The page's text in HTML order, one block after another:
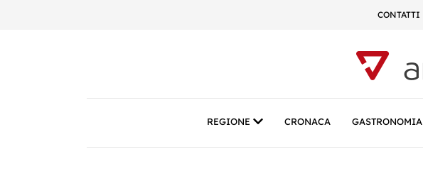
CONTATTI
REGIONE CRONACA GASTRONOMIA